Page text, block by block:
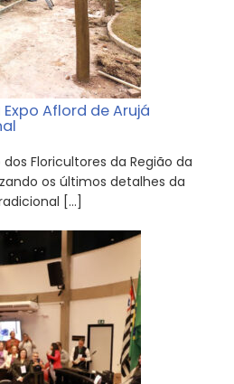
Aflord de Arujá
Floricultores da Região da
os últimos detalhes da
[…]